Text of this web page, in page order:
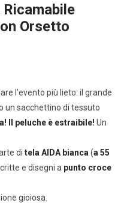
Orsetto
l’evento più lieto: il grande
un sacchettino di tessuto
Il peluche è estraibile! Un
di tela AIDA bianca (a 55
e disegni a punto croce
gioiosa.